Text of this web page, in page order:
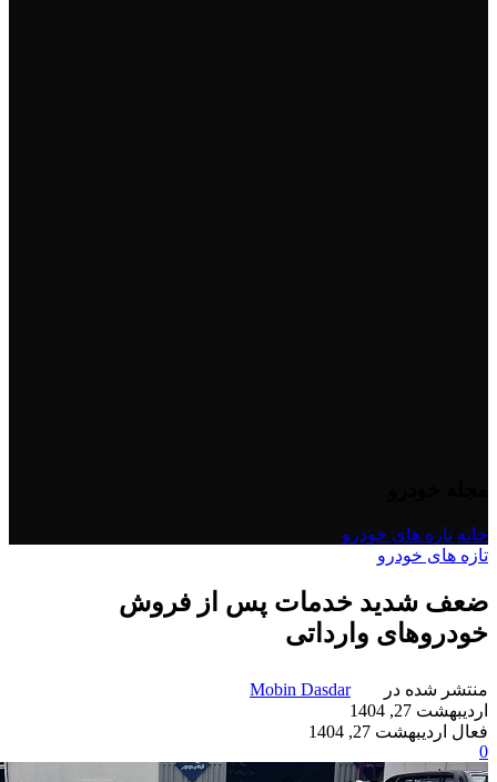
خانه تازه های خودرو
تازه های خودرو
ضعف شدید خدمات پس از فروش
خودروهای وارداتی
منتشر شده در
Mobin Dasdar
اردیبهشت 27, 1404
فعال اردیبهشت 27, 1404
0